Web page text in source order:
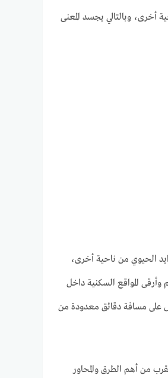
أخرى، وبالتالي يجسد المعنى
الحيوي من ناحية أخرى،
متكامل. يقع الكمبوند في حوض 2 بوابة 1، وهو واحد من أهم وأرقى المواقع السكنية داخل
على مسافة دقائق معدودة من
من أهم الطرق والمحاور